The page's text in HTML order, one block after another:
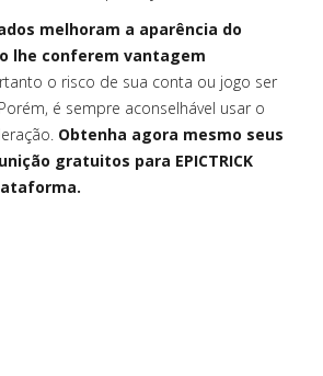
melhoram a aparência do
lhe conferem vantagem
o risco de sua conta ou jogo ser
é sempre aconselhável usar o
Obtenha agora mesmo seus
gratuitos para EPICTRICK